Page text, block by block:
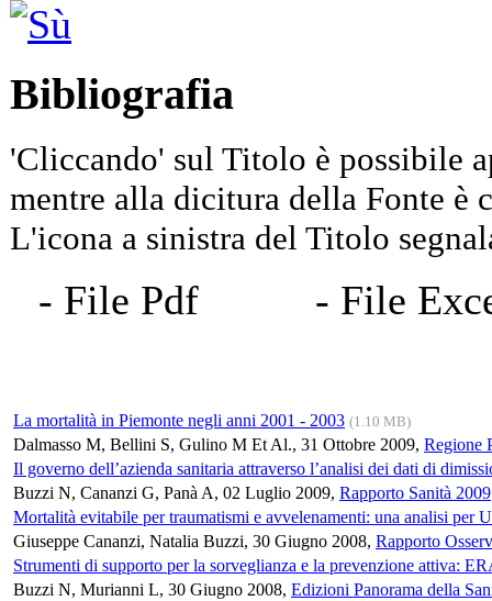
Bibliografia
'Cliccando' sul Titolo è possibile
mentre alla dicitura della Fonte
L'icona a sinistra del Titolo
- File Pdf - File
La mortalità in Piemonte negli anni 2001 - 2003 (1.10 MB)
Dalmasso M, Bellini S, Gulino M Et Al., 31 Ottobre 2009, Regione
Il governo dell’azienda sanitaria attraverso l’analisi dei dati di
Buzzi N, Cananzi G, Panà A, 02 Luglio 2009, Rapporto Sanità 2009
Mortalità evitabile per traumatismi e avvelenamenti: una analisi per
Giuseppe Cananzi, Natalia Buzzi, 30 Giugno 2008, Rapporto
Strumenti di supporto per la sorveglianza e la prevenzione attiva:
Buzzi N, Murianni L, 30 Giugno 2008, Edizioni Panorama della